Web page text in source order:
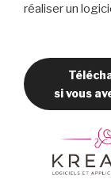
réaliser un
si vous